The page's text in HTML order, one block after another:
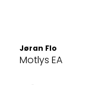
Jøran Flo
Motlys EA